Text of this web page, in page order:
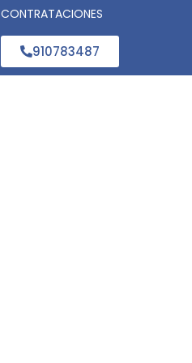
CONTRATACIONES
910783487